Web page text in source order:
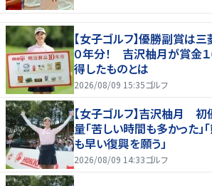
【女子ゴルフ】優勝副賞は
０年分！ 吉沢柚月が賞金１
得したものとは
2026/08/09 15:35ゴルフ
【女子ゴルフ】吉沢柚月
量「苦しい時間も多かった」
も早い復興を願う」
2026/08/09 14:33ゴルフ